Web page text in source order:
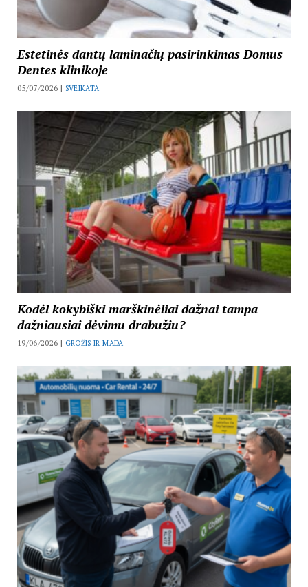
Estetinės dantų laminačių pasirinkimas Domus
Dentes klinikoje
05/07/2026 | SVEIKATA
Kodėl kokybiški marškinėliai dažnai tampa
dažniausiai dėvimu drabužiu?
19/06/2026 | GROŽIS IR MADA